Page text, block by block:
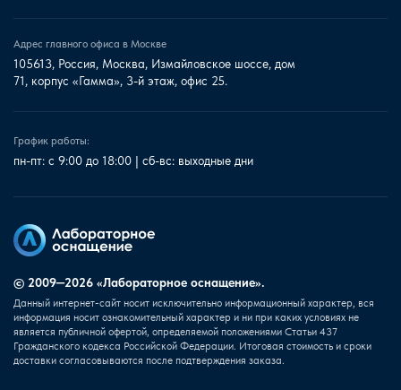
Адрес главного офиса в Москве
105613, Россия, Москва, Измайловское шоссе, дом
71, корпус «Гамма», 3-й этаж, офис 25.
График работы:
пн-пт: с 9:00 до 18:00 | сб-вс: выходные дни
© 2009—2026 «Лабораторное оснащение».
Данный интернет-сайт носит исключительно информационный характер, вся
информация носит ознакомительный характер и ни при каких условиях не
является публичной офертой, определяемой положениями Статьи 437
Гражданского кодекса Российской Федерации. Итоговая стоимость и сроки
доставки согласовываются после подтверждения заказа.